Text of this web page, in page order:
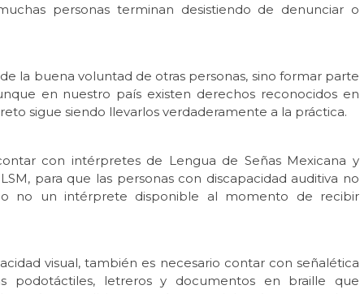
personas terminan desistiendo de denunciar o
la buena voluntad de otras personas, sino formar parte
en nuestro país existen derechos reconocidos en
sigue siendo llevarlos verdaderamente a la práctica.
con intérpretes de Lengua de Señas Mexicana y
para que las personas con discapacidad auditiva no
no un intérprete disponible al momento de recibir
visual, también es necesario contar con señalética
podotáctiles, letreros y documentos en braille que